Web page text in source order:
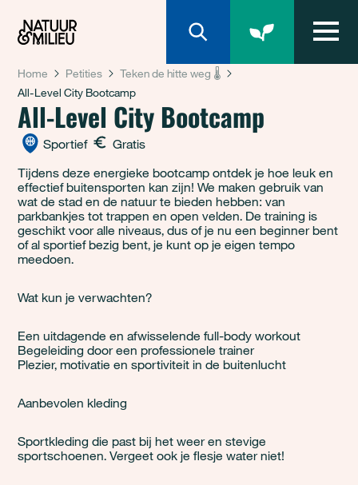
Home Petities
Teken de hitte weg 🌡️
All-Level City Bootcamp
All-Level City Bootcamp
Sportief
Gratis
Tijdens deze energieke bootcamp ontdek je hoe leuk en
effectief buitensporten kan zijn! We maken gebruik van
wat de stad en de natuur te bieden hebben: van
parkbankjes tot trappen en open velden. De training is
geschikt voor alle niveaus, dus of je nu een beginner bent
of al sportief bezig bent, je kunt op je eigen tempo
meedoen.
Wat kun je verwachten?
Een uitdagende en afwisselende full-body workout
Begeleiding door een professionele trainer
Plezier, motivatie en sportiviteit in de buitenlucht
Aanbevolen kleding
Sportkleding die past bij het weer en stevige
sportschoenen. Vergeet ook je flesje water niet!